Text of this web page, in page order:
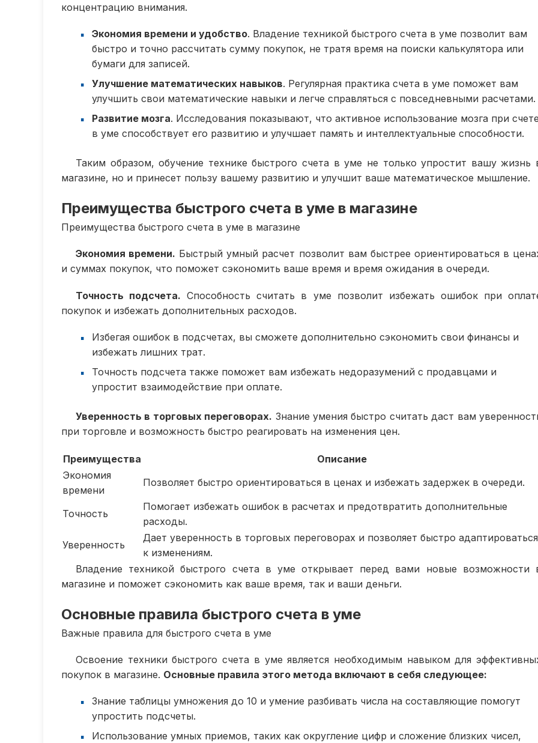
концентрацию внимания.
Экономия времени и удобство. Владение техникой быстрого счета в уме позволит вам
быстро и точно рассчитать сумму покупок, не тратя время на поиски калькулятора или
бумаги для записей.
Улучшение математических навыков. Регулярная практика счета в уме поможет вам
улучшить свои математические навыки и легче справляться с повседневными расчетами.
Развитие мозга. Исследования показывают, что активное использование мозга при
в уме способствует его развитию и улучшает память и интеллектуальные способности.
Таким образом, обучение технике быстрого счета в уме не только упростит вашу жизнь
магазине, но и принесет пользу вашему развитию и улучшит ваше математическое мышление.
Преимущества быстрого счета в уме в магазине
Преимущества быстрого счета в уме в магазине
Экономия времени. Быстрый умный расчет позволит вам быстрее ориентироваться в
и суммах покупок, что поможет сэкономить ваше время и время ожидания в очереди.
Точность подсчета. Способность считать в уме позволит избежать ошибок при
покупок и избежать дополнительных расходов.
Избегая ошибок в подсчетах, вы сможете дополнительно сэкономить свои финансы и
избежать лишних трат.
Точность подсчета также поможет вам избежать недоразумений с продавцами и
упростит взаимодействие при оплате.
Уверенность в торговых переговорах. Знание умения быстро считать даст вам
при торговле и возможность быстро реагировать на изменения цен.
Преимущества
Описание
Экономия
времени
Позволяет быстро ориентироваться в ценах и избежать задержек в очереди.
Точность
Помогает избежать ошибок в расчетах и предотвратить дополнительные
расходы.
Уверенность
Дает уверенность в торговых переговорах и позволяет быстро адаптироваться
к изменениям.
Владение техникой быстрого счета в уме открывает перед вами новые возможности
магазине и поможет сэкономить как ваше время, так и ваши деньги.
Основные правила быстрого счета в уме
Важные правила для быстрого счета в уме
Освоение техники быстрого счета в уме является необходимым навыком для
покупок в магазине. Основные правила этого метода включают в себя следующее:
Знание таблицы умножения до 10 и умение разбивать числа на составляющие помогут
упростить подсчеты.
Использование умных приемов, таких как округление цифр и сложение близких чисел,